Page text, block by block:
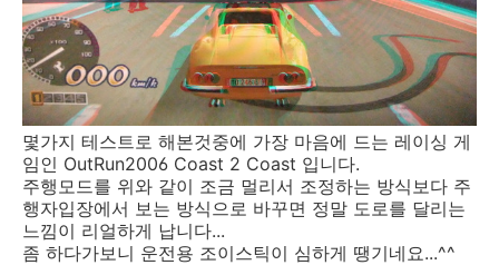
몇가지 테스트로 해본것중에 가장 마음에 드는 레이싱 게
임인 OutRun2006 Coast 2 Coast 입니다.
주행모드를 위와 같이 조금 멀리서 조정하는 방식보다 주
행자입장에서 보는 방식으로 바꾸면 정말 도로를 달리는
느낌이 리얼하게 납니다...
좀 하다가보니 운전용 조이스틱이 심하게 땡기네요...^^